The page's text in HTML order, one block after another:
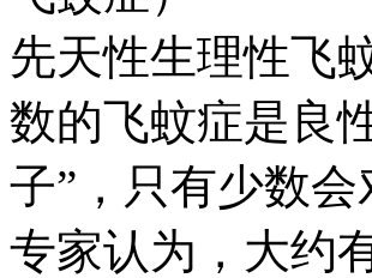
先天性生理性
数的飞蚊症是良
子”，只有少数
专家认为，大约